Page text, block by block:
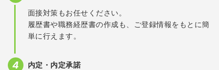
面接対策もお任せください。
履歴書や職務経歴書の作成も、ご登録情報をもとに簡
単に行えます。
内定・内定承諾